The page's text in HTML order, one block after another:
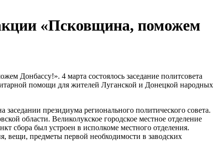
«Псковщина, поможем
Донбассу!». 4 марта состоялось заседание политсовета
помощи для жителей Луганской и Донецкой народных
президиума регионального политического совета.
области. Великолукское городское местное отделение
сбора был устроен в исполкоме местного отделения.
вещи, предметы первой необходимости в заводских